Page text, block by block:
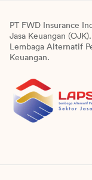
PT FWD Insurance
Jasa Keuangan
Lembaga Alternatif
Keuangan.